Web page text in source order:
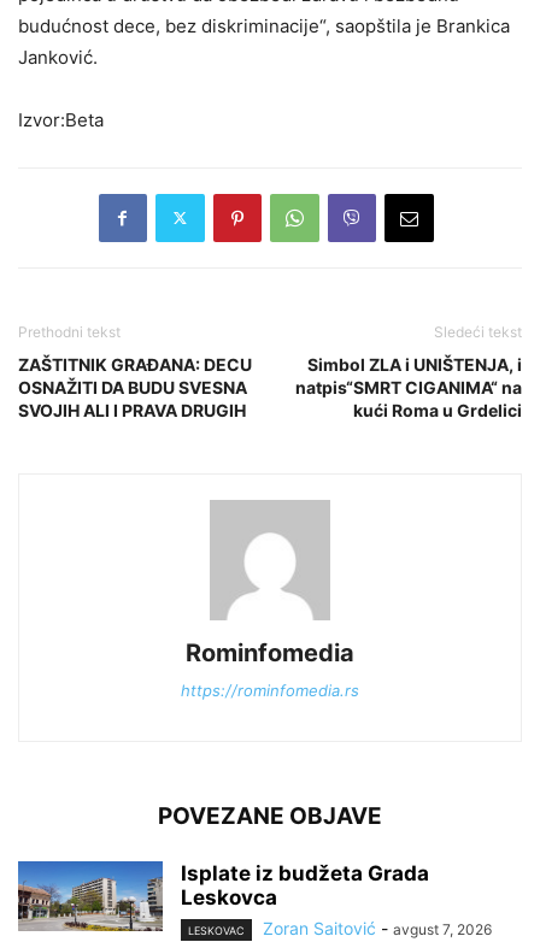
budućnost dece, bez diskriminacije“, saopštila je Brankica
Janković.
Izvor:Beta
Prethodni tekst
ZAŠTITNIK GRAĐANA: DECU
OSNAŽITI DA BUDU SVESNA
SVOJIH ALI I PRAVA DRUGIH
Sledeći tekst
Simbol ZLA i UNIŠTENJA, i
natpis“SMRT CIGANIMA“ na
kući Roma u Grdelici
Rominfomedia
https://rominfomedia.rs
POVEZANE OBJAVE
Isplate iz budžeta Grada
Leskovca
LESKOVAC Zoran Saitović - avgust 7, 2026